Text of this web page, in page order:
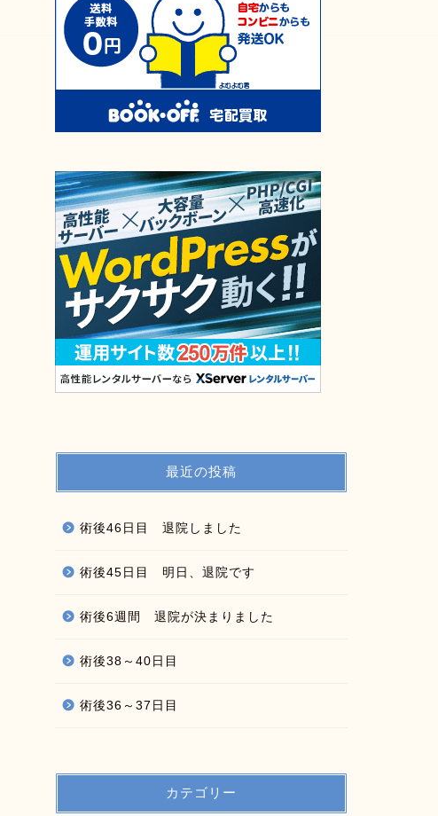
最近の投稿
術後46日目 退院しました
術後45日目 明日、退院です
術後6週間 退院が決まりました
術後38～40日目
術後36～37日目
カテゴリー